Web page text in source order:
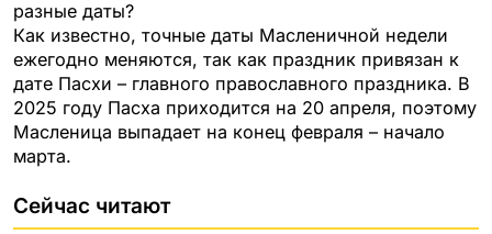
разные даты?
Как известно, точные даты Масленичной недели
ежегодно меняются, так как праздник привязан к
дате Пасхи – главного православного праздника. В
2025 году Пасха приходится на 20 апреля, поэтому
Масленица выпадает на конец февраля – начало
марта.
Сейчас читают